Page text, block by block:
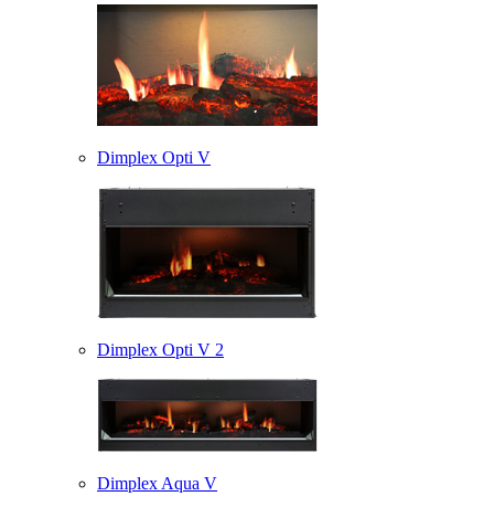
Dimplex Opti V
Dimplex Opti V 2
Dimplex Aqua V